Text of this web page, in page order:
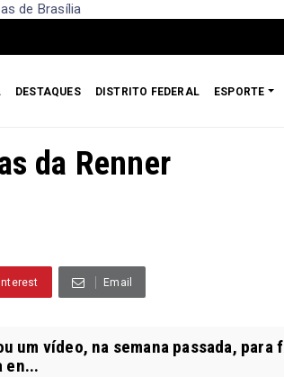
de Brasília
DESTAQUES DISTRITO FEDERAL ESPORTE
da Renner
Email
um vídeo, na semana passada, para
en...